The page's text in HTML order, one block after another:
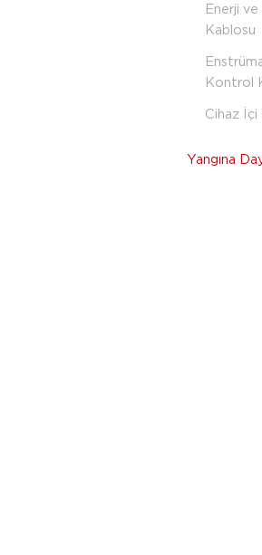
Enerji
Kablosu
Kontrol
Cihaz İçi
Yangına